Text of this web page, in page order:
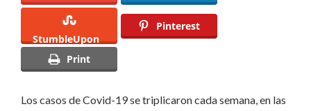
StumbleUpon
Pinterest
Print
Los casos de Covid-19 se triplicaron cada semana, en las